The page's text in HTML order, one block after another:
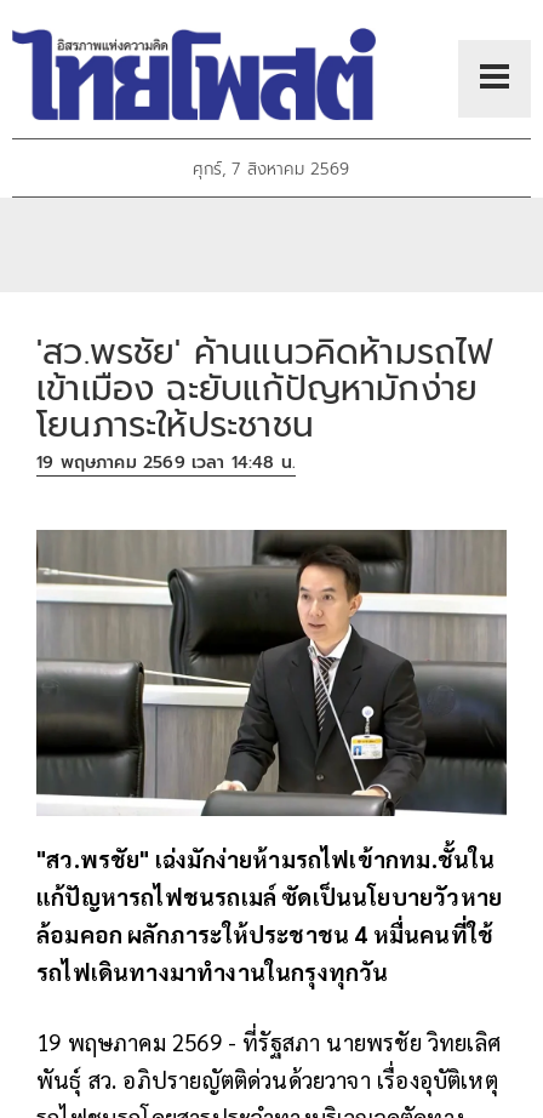
ศุกร์, 7 สิงหาคม 2569
'สว.พรชัย' ค้านแนวคิดห้ามรถไฟ
เข้าเมือง ฉะยับแก้ปัญหามักง่าย
โยนภาระให้ประชาชน
19 พฤษภาคม 2569 เวลา 14:48 น.
"สว.พรชัย" เฉ่งมักง่ายห้ามรถไฟเข้ากทม.ชั้นใน
แก้ปัญหารถไฟชนรถเมล์ ซัดเป็นนโยบายวัวหาย
ล้อมคอก ผลักภาระให้ประชาชน 4 หมื่นคนที่ใช้
รถไฟเดินทางมาทำงานในกรุงทุกวัน
19 พฤษภาคม 2569 - ที่รัฐสภา นายพรชัย วิทยเลิศ
พันธุ์ สว. อภิปรายญัตติด่วนด้วยวาจา เรื่องอุบัติเหตุ